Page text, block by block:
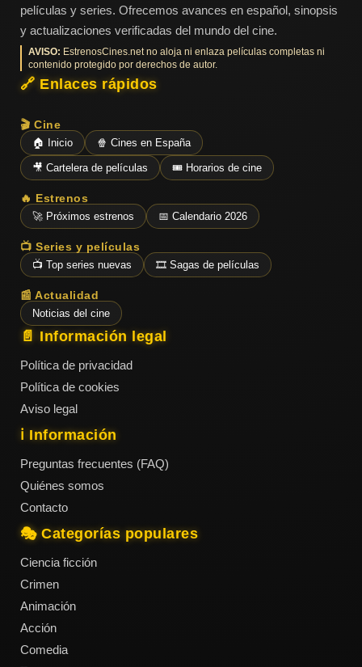
películas y series. Ofrecemos avances en español, sinopsis
y actualizaciones verificadas del mundo del cine.
AVISO: EstrenosCines.net no aloja ni enlaza películas completas ni
contenido protegido por derechos de autor.
🔗 Enlaces rápidos
🎬 Cine
🏠 Inicio 🍿 Cines en España
🎥 Cartelera de películas 🎟️ Horarios de cine
🔥 Estrenos
🚀 Próximos estrenos 📅 Calendario 2026
📺 Series y películas
📺 Top series nuevas 🎞️ Sagas de películas
📰 Actualidad
Noticias del cine
📄 Información legal
Política de privacidad
Política de cookies
Aviso legal
ℹ️ Información
Preguntas frecuentes (FAQ)
Quiénes somos
Contacto
🎭 Categorías populares
Ciencia ficción
Crimen
Animación
Acción
Comedia